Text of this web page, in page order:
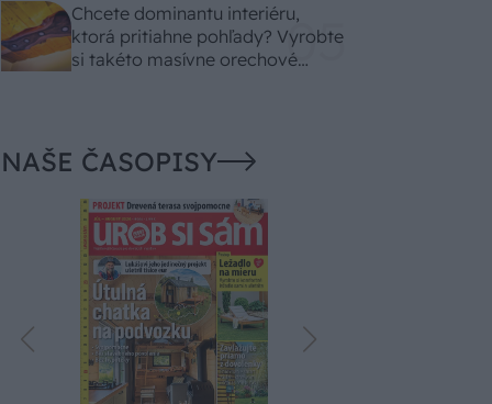
Chcete dominantu interiéru,
ktorá pritiahne pohľady? Vyrobte
si takéto masívne orechové
NAŠE ČASOPISY